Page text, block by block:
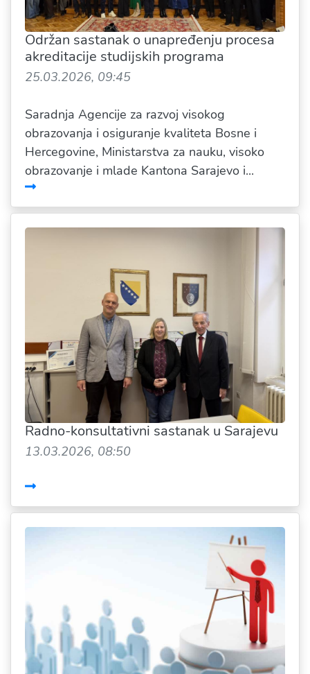
Održan sastanak o unapređenju procesa
akreditacije studijskih programa
25.03.2026, 09:45
Saradnja Agencije za razvoj visokog
obrazovanja i osiguranje kvaliteta Bosne i
Hercegovine, Ministarstva za nauku, visoko
obrazovanje i mlade Kantona Sarajevo i...
Radno-konsultativni sastanak u Sarajevu
13.03.2026, 08:50